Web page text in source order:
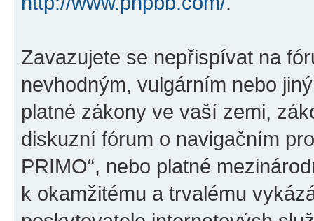
Zavazujete se nepřispívat na
nevhodným, vulgárním nebo
platné zákony ve vaší zemi,
diskuzní fórum o navigačním
PRIMO“, nebo platné
k okamžitému a trvalému